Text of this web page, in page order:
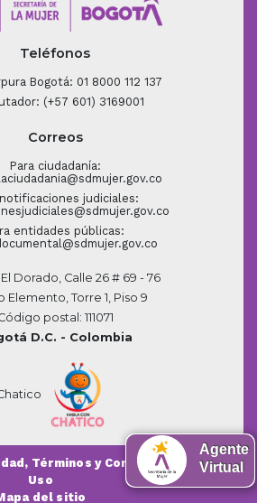
Teléfonos
Bogotá: 01 8000 112 137
(+57 601) 3169001
Correos
Para ciudadanía:
judiciales:
entidades públicas:
Dorado, Calle 26 # 69 - 76
Elemento, Torre 1, Piso 9
postal: 111071
D.C. - Colombia
Términos y Condiciones de
Uso
del sitio
Agente
Virtual